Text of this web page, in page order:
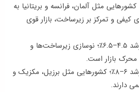
۵–۷٪؛ کشورهایی مثل آلمان، فرانسه و بریتانیا به
کیفی و تمرکز بر زیرساخت، بازار قوی
رشد ۴.۵–۶.۵٪؛ نوسازی زیرساخت‌ها و
محرک بازار است.
رشد ۶–۸٪؛ کشورهایی مثل برزیل، مکزیک و
دارند.